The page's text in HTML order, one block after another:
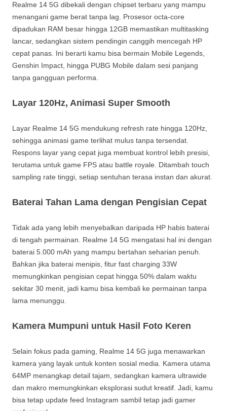
Realme 14 5G dibekali dengan chipset terbaru yang mampu
menangani game berat tanpa lag. Prosesor octa-core
dipadukan RAM besar hingga 12GB memastikan multitasking
lancar, sedangkan sistem pendingin canggih mencegah HP
cepat panas. Ini berarti kamu bisa bermain Mobile Legends,
Genshin Impact, hingga PUBG Mobile dalam sesi panjang
tanpa gangguan performa.
Layar 120Hz, Animasi Super Smooth
Layar Realme 14 5G mendukung refresh rate hingga 120Hz,
sehingga animasi game terlihat mulus tanpa tersendat.
Respons layar yang cepat juga membuat kontrol lebih presisi,
terutama untuk game FPS atau battle royale. Ditambah touch
sampling rate tinggi, setiap sentuhan terasa instan dan akurat.
Baterai Tahan Lama dengan Pengisian Cepat
Tidak ada yang lebih menyebalkan daripada HP habis baterai
di tengah permainan. Realme 14 5G mengatasi hal ini dengan
baterai 5.000 mAh yang mampu bertahan seharian penuh.
Bahkan jika baterai menipis, fitur fast charging 33W
memungkinkan pengisian cepat hingga 50% dalam waktu
sekitar 30 menit, jadi kamu bisa kembali ke permainan tanpa
lama menunggu.
Kamera Mumpuni untuk Hasil Foto Keren
Selain fokus pada gaming, Realme 14 5G juga menawarkan
kamera yang layak untuk konten sosial media. Kamera utama
64MP menangkap detail tajam, sedangkan kamera ultrawide
dan makro memungkinkan eksplorasi sudut kreatif. Jadi, kamu
bisa tetap update feed Instagram sambil tetap jadi gamer